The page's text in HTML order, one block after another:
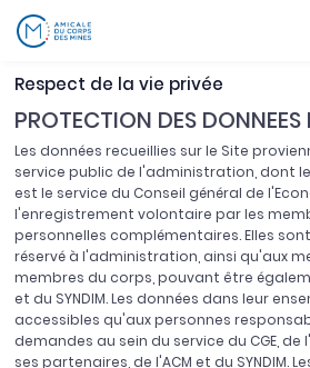
Respect de la vie privée
PROTECTION DES DONNEES
Les données recueillies sur le Site
service public de l'administration, dont
est le service du Conseil général de
l'enregistrement volontaire par les
personnelles complémentaires. Elles
réservé à l'administration, ainsi qu'aux
membres du corps, pouvant être
et du SYNDIM. Les données dans leur
accessibles qu'aux personnes
demandes au sein du service du CGE,
ses partenaires, de l'ACM et du SYNDIM.